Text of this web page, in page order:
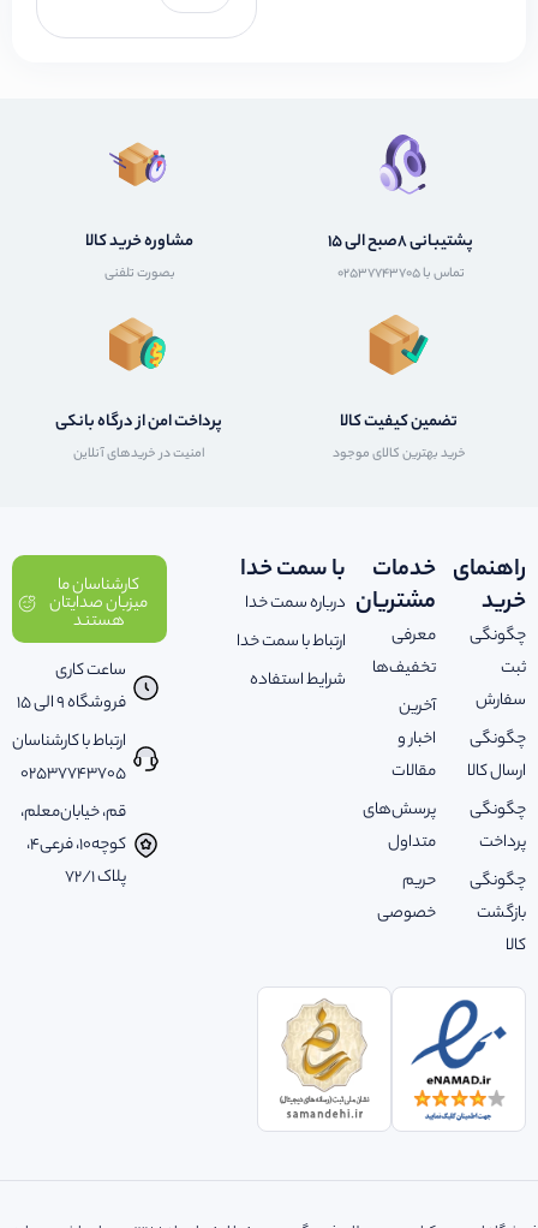
پشتیبانی 8صبح الی 15
تماس با 02537743705
مشاوره خرید کالا
بصورت تلفنی
تضمین کیفیت کالا
خرید بهترین کالای موجود
پرداخت امن از درگاه بانکی
امنیت در خریدهای آنلاین
راهنمای
خرید
چگونگی
ثبت
سفارش
چگونگی
ارسال کالا
چگونگی
پرداخت
چگونگی
بازگشت
کالا
خدمات
مشتریان
معرفی
تخفیف‌ها
آخرین
اخبار و
مقالات
پرسش‌های
متداول
حریم
خصوصی
با سمت خدا
درباره سمت خدا
ارتباط با سمت خدا
شرایط استفاده
کارشناسان ما
میزبان صدایتان
هستند
ساعت کاری
فروشگاه 9 الی 15
ارتباط با کارشناسان
02537743705
قم، خیابان‌معلم،
کوچه‌10، فرعی‌4،
پلاک ‌72/1